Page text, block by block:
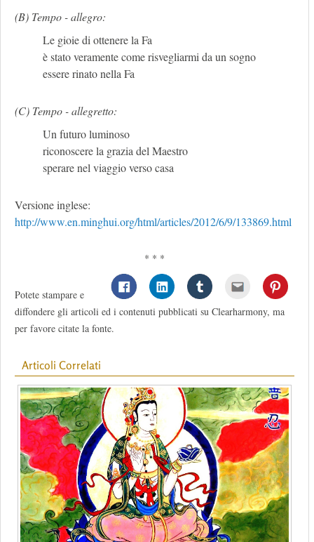
(B) Tempo - allegro:
Le gioie di ottenere la Fa
è stato veramente come risvegliarmi da un sogno
essere rinato nella Fa
(C) Tempo - allegretto:
Un futuro luminoso
riconoscere la grazia del Maestro
sperare nel viaggio verso casa
Versione inglese:
http://www.en.minghui.org/html/articles/2012/6/9/133869.html
* * *
Potete stampare e
diffondere gli articoli ed i contenuti pubblicati su Clearharmony, ma
per favore citate la fonte.
Articoli Correlati